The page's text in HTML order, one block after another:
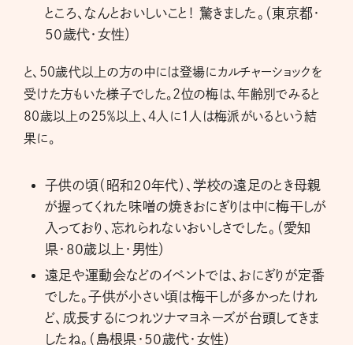
ところ、なんとおいしいこと！ 驚きました。（東京都・
50歳代・女性）
と、50歳代以上の方の中には登場にカルチャーショックを
受けた方もいた様子でした。2位の梅は、年齢別でみると
80歳以上の25％以上、4人に1人は梅派がいるという結
果に。
子供の頃（昭和20年代）、学校の遠足のとき母親
が握ってくれた味噌の焼きおにぎりは中に梅干しが
入っており、忘れられないおいしさでした。（愛知
県・80歳以上・男性）
遠足や運動会などのイベントでは、おにぎりが定番
でした。子供が小さい頃は梅干しが多かったけれ
ど、成長するにつれツナマヨネーズが台頭してきま
したね。（島根県・50歳代・女性）